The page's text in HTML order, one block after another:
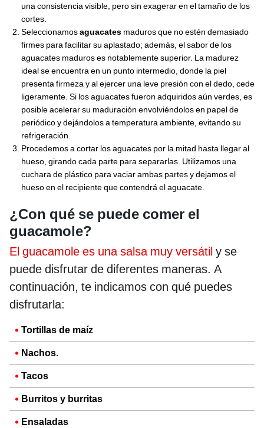
una consistencia visible, pero sin exagerar en el tamaño de los
cortes.
Seleccionamosaguacates maduros que no estén demasiado
firmes para facilitar su aplastado; además, el sabor de los
aguacates maduros es notablemente superior. La madurez
ideal se encuentra en un punto intermedio, donde la piel
presenta firmeza y al ejercer una leve presión con el dedo, cede
ligeramente. Si los aguacates fueron adquiridos aún verdes, es
posible acelerar su maduración envolviéndolos en papel de
periódico y dejándolos a temperatura ambiente, evitando su
refrigeración.
Procedemos a cortar los aguacates por la mitad hasta llegar al
hueso, girando cada parte para separarlas. Utilizamos una
cuchara de plástico para vaciar ambas partes y dejamos el
hueso en el recipiente que contendrá el aguacate.
¿Con qué se puede comer el
guacamole?
El guacamole es una salsa muy versátil y se
puede disfrutar de diferentes maneras. A
continuación, te indicamos con qué puedes
disfrutarla:
Tortillas de maíz
Nachos.
Tacos
Burritos y burritas
Ensaladas